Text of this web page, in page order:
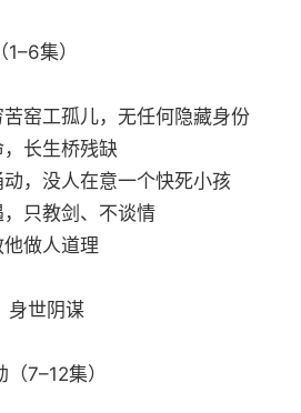
集）
窑工孤儿，无任何隐藏身份
长生桥残缺
，没人在意一个快死小孩
只教剑、不谈情
做人道理
身世阴谋
7–12集）